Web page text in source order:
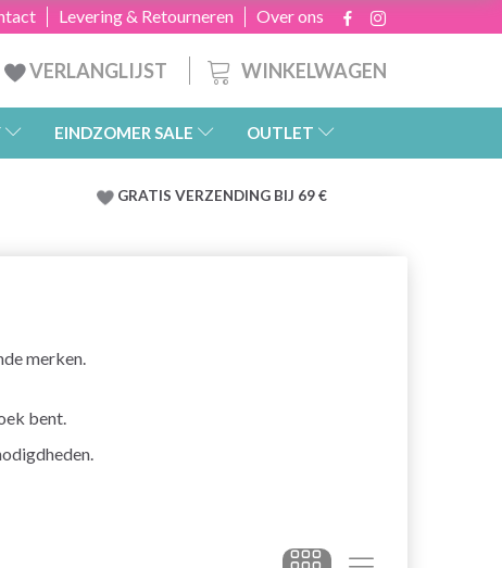
Over ons
Levering & Retourneren
WINKELWAGEN
VERLANGLIJST
EINDZOMER SALE OUTLET
GRATIS VERZENDING BIJ 69 €
merken.
bent.